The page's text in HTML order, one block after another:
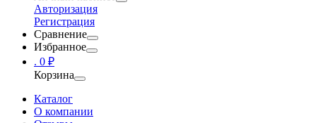
Авторизация
Регистрация
Сравнение
Избранное
. 0 ₽
Корзина
Каталог
О компании